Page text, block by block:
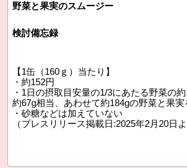
野菜と果実のスムージー
検討備忘録
【1缶（160ｇ）当たり】
・約152円
・1日の摂取目安量の1/3にあたる野菜の
約67g相当、あわせて約184gの野菜と果実
・砂糖などは加えていない
（プレスリリース掲載日:2025年2月20日よ